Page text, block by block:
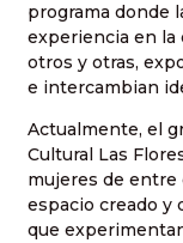
programa donde
experiencia en la
otros y otras,
e intercambian
Actualmente, el
Cultural Las
mujeres de entre
espacio creado y
que